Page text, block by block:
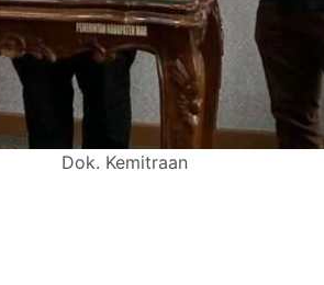
Dok. Kemitraan